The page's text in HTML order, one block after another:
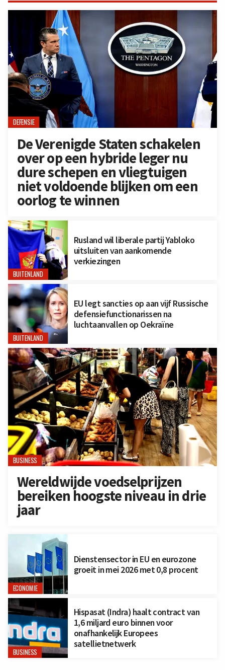
DEFENSIE
De Verenigde Staten schakelen
over op een hybride leger nu
dure schepen en vliegtuigen
niet voldoende blijken om een
oorlog te winnen
BUITENLAND
Rusland wil liberale partij Yabloko
uitsluiten van aankomende
verkiezingen
BUITENLAND
EU legt sancties op aan vijf Russische
defensiefunctionarissen na
luchtaanvallen op Oekraïne
BUSINESS
Wereldwijde voedselprijzen
bereiken hoogste niveau in drie
jaar
ECONOMIE
Dienstensector in EU en eurozone
groeit in mei 2026 met 0,8 procent
BUSINESS
Hispasat (Indra) haalt contract van
1,6 miljard euro binnen voor
onafhankelijk Europees
satellietnetwerk